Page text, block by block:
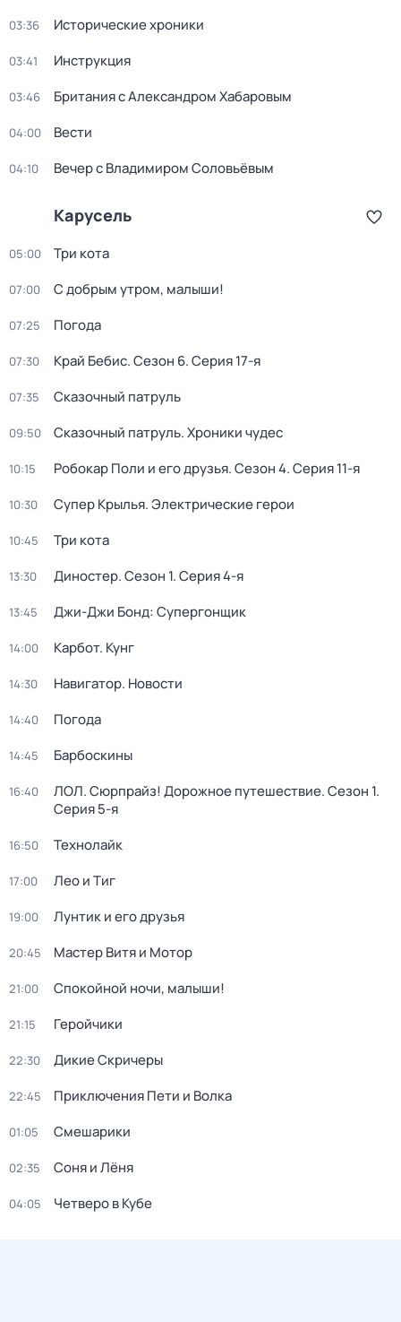
03:36 Исторические хроники
03:41 Инструкция
03:46 Британия с Александром Хабаровым
04:00 Вести
04:10 Вечер с Владимиром Соловьёвым
Карусель
05:00 Три кота
07:00 С добрым утром, малыши!
07:25 Погода
07:30 Край Бебис. Сезон 6. Серия 17-я
07:35 Сказочный патруль
09:50 Сказочный патруль. Хроники чудес
10:15 Робокар Поли и его друзья. Сезон 4. Серия 11-я
10:30 Супер Крылья. Электрические герои
10:45 Три кота
13:30 Диностер. Сезон 1. Серия 4-я
13:45 Джи-Джи Бонд: Супергонщик
14:00 Карбот. Кунг
14:30 Навигатор. Новости
14:40 Погода
14:45 Барбоскины
16:40 ЛОЛ. Сюрпрайз! Дорожное путешествие. Сезон 1.
Серия 5-я
16:50 Технолайк
17:00 Лео и Тиг
19:00 Лунтик и его друзья
20:45 Мастер Витя и Мотор
21:00 Спокойной ночи, малыши!
21:15 Геройчики
22:30 Дикие Скричеры
22:45 Приключения Пети и Волка
01:05 Смешарики
02:35 Соня и Лёня
04:05 Четверо в Кубе